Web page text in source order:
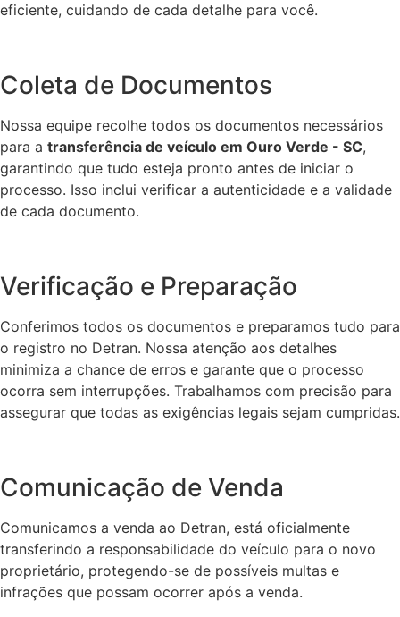
eficiente, cuidando de cada detalhe para você.
Coleta de Documentos
Nossa equipe recolhe todos os documentos necessários
para a transferência de veículo em Ouro Verde - SC,
garantindo que tudo esteja pronto antes de iniciar o
processo. Isso inclui verificar a autenticidade e a validade
de cada documento.
Verificação e Preparação
Conferimos todos os documentos e preparamos tudo para
o registro no Detran. Nossa atenção aos detalhes
minimiza a chance de erros e garante que o processo
ocorra sem interrupções. Trabalhamos com precisão para
assegurar que todas as exigências legais sejam cumpridas.
Comunicação de Venda
Comunicamos a venda ao Detran, está oficialmente
transferindo a responsabilidade do veículo para o novo
proprietário, protegendo-se de possíveis multas e
infrações que possam ocorrer após a venda.